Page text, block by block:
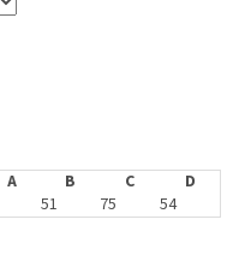
A B C
D
51 75 54